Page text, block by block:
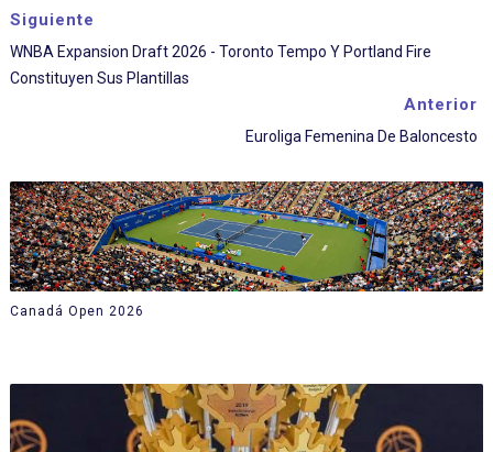
Siguiente
WNBA Expansion Draft 2026 - Toronto Tempo Y Portland Fire
Constituyen Sus Plantillas
Anterior
Euroliga Femenina De Baloncesto
Canadá Open 2026